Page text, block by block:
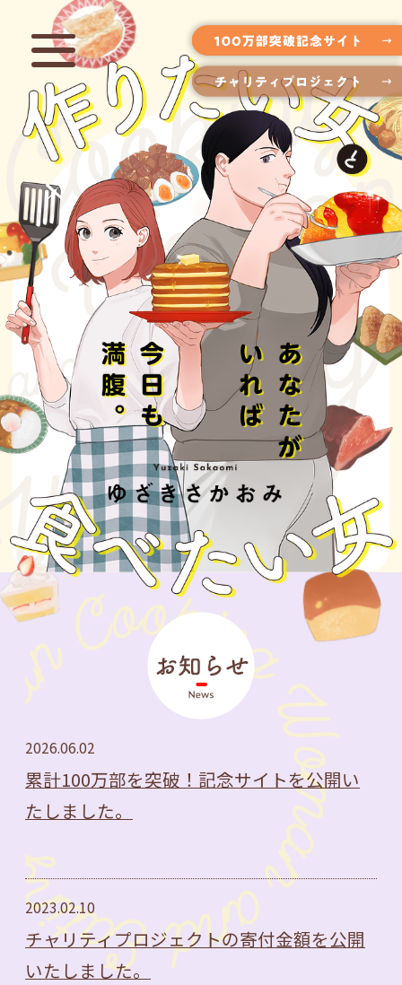
2026.06.02
累計100万部を突破！記念サイトを公開い
たしました。
2023.02.10
チャリティプロジェクトの寄付金額を公開
いたしました。